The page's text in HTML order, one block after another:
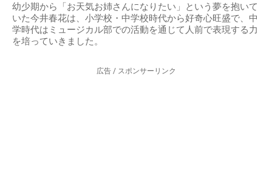
幼少期から「お天気お姉さんになりたい」という夢を抱いて
いた今井春花は、小学校・中学校時代から好奇心旺盛で、中
学時代はミュージカル部での活動を通じて人前で表現する力
を培っていきました。
広告 / スポンサーリンク